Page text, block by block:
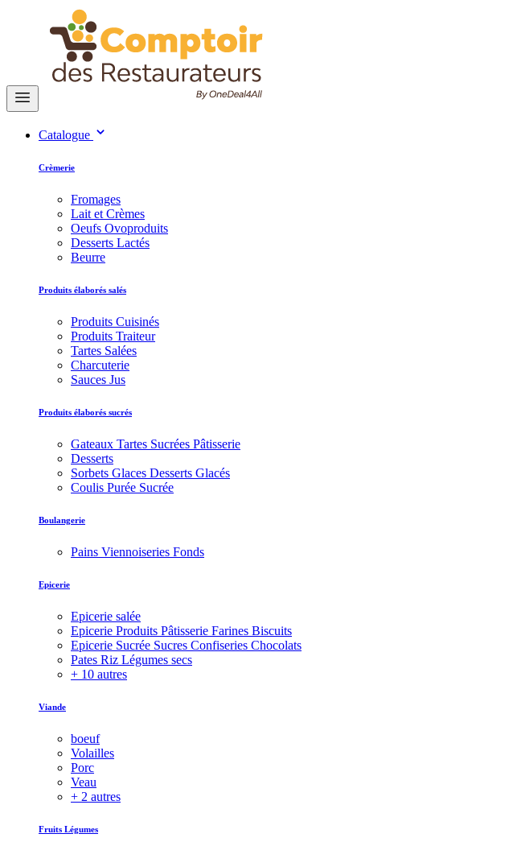
Catalogue
Crèmerie
Fromages
Lait et Crèmes
Oeufs Ovoproduits
Desserts Lactés
Beurre
Produits élaborés salés
Produits Cuisinés
Produits Traiteur
Tartes Salées
Charcuterie
Sauces Jus
Produits élaborés sucrés
Gateaux Tartes Sucrées Pâtisserie
Desserts
Sorbets Glaces Desserts Glacés
Coulis Purée Sucrée
Boulangerie
Pains Viennoiseries Fonds
Epicerie
Epicerie salée
Epicerie Produits Pâtisserie Farines Biscuits
Epicerie Sucrée Sucres Confiseries Chocolats
Pates Riz Légumes secs
+ 10 autres
Viande
boeuf
Volailles
Porc
Veau
+ 2 autres
Fruits Légumes